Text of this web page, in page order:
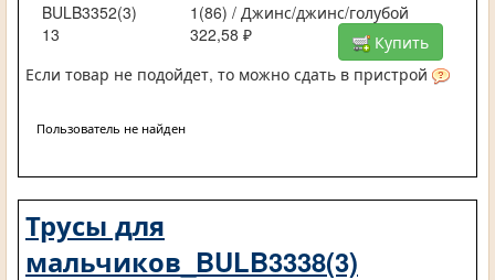
BULB3352(3)
1(86) / Джинс/джинс/голубой
13
322,58 ₽
Купить
Если товар не подойдет, то можно сдать в пристрой
Пользователь не найден
Трусы для
мальчиков_BULB3338(3)